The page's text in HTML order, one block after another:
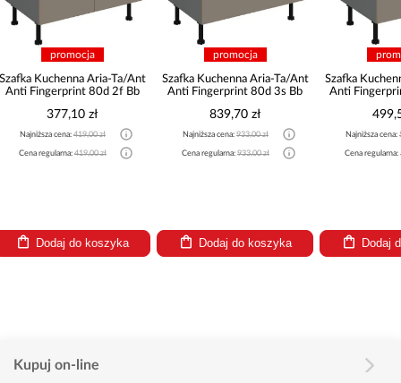
promocja
Szafka Kuchenna Aria-Ta/Ant
Anti Fingerprint 80d 3s Bb
839,70 zł
Najniższa cena:933,00 zł
Cena regularna:933,00 zł
Dodaj do koszyka
promocja
Szafka Kuchenna Aria-Ta/Ant
Anti Fingerprint 60zl 1s Bb
499,50 zł
Najniższa cena:555,00 zł
Cena regularna:555,00 zł
Dodaj do koszyka
Szafka
Anti
Najniższa
Cena
Kupuj on-line